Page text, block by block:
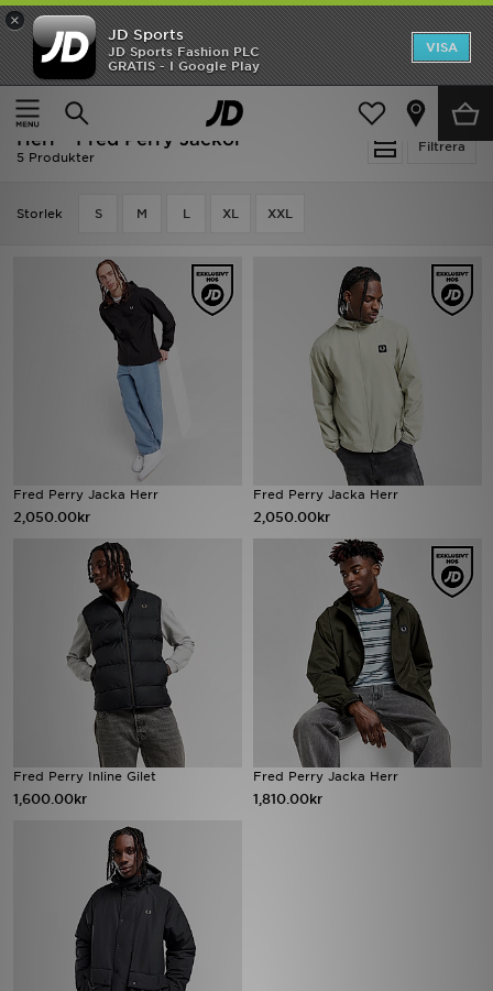
×
JD Sports
JD Sports Fashion PLC
GRATIS - I Google Play
VISA
Ny termin, ny stil Essentials för skolstarten
Hem
Herr Herrkläder Jackor
Filtrera
Herr - Fred Perry Jackor
5 Produkter
Storlek S M L XL XXL
Fred Perry Jacka Herr
2,050.00kr
Fred Perry Jacka Herr
2,050.00kr
Fred Perry Inline Gilet
1,600.00kr
Fred Perry Jacka Herr
1,810.00kr
Hem
Rea
Nyheter
Varumärken
Fotboll
Ladda ner appen
Mina meddelanden
Kundservice